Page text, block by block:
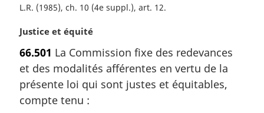
:g
n
a
l
e
:
L.R. (1985), ch. 10 (4e suppl.), art. 12
N
t
e
m
a
Justice et équité
66.501 La Commission fixe des redevances
et des modalités afférentes en vertu de la
présente loi qui sont justes et équitables,
compte tenu :